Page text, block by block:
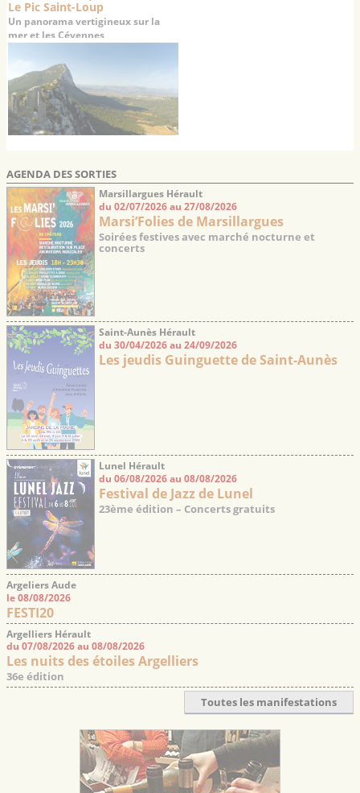
Le Pic Saint-Loup
Un panorama vertigineux sur la
mer et les Cévennes
AGENDA DES SORTIES
Marsillargues Hérault
du 02/07/2026 au 27/08/2026
Marsi’Folies de Marsillargues
Soirées festives avec marché nocturne et
concerts
Saint-Aunès Hérault
du 30/04/2026 au 24/09/2026
Les jeudis Guinguette de Saint-Aunès
Lunel Hérault
du 06/08/2026 au 08/08/2026
Festival de Jazz de Lunel
23ème édition – Concerts gratuits
Argeliers Aude
le 08/08/2026
FESTI20
Argelliers Hérault
du 07/08/2026 au 08/08/2026
Les nuits des étoiles Argelliers
36e édition
Toutes les manifestations